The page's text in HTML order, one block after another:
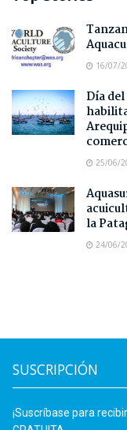
16/07/
Día
25/06/
la
24/06/
SUSCRIPCIÓN
¡Suscríbase para